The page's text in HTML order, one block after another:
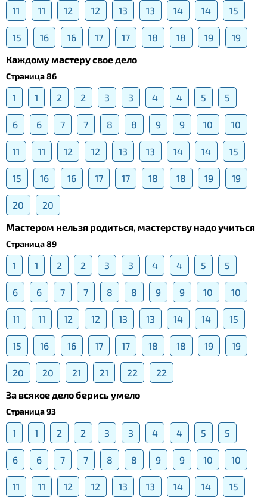
11 11 12 12 13 13 14 14 15
15 16 16 17 17 18 18 19
19
Каждому мастеру свое дело
Страница 86
1 1 2 2 3 3 4 4 5 5
6 6 7 7 8 8 9 9 10 10
11 11 12 12 13 13 14 14 15
15 16 16 17 17 18 18 19 19
20
20
Мастером нельзя родиться, мастерству надо учиться
Страница 89
1 1 2 2 3 3 4 4 5 5
6 6 7 7 8 8 9 9 10 10
11 11 12 12 13 13 14 14 15
15 16 16 17 17 18 18 19 19
20 20 21 21 22
22
За всякое дело берись умело
Страница 93
1 1 2 2 3 3 4 4 5 5
6 6 7 7 8 8 9 9 10 10
11 11 12 12 13 13 14 14 15